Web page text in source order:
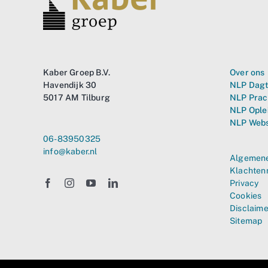
Kaber Groep B.V.
Havendijk 30
5017 AM Tilburg
06-83950325
info@kaber.nl
Over ons
NLP
NLP
NLP
NLP
Privacy
Cookies
Sitemap